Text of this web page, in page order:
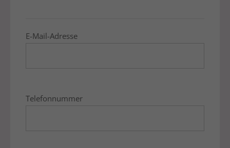
E-Mail-Adresse
Telefonnummer